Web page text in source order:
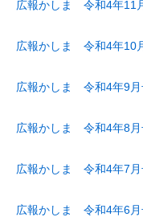
広報かしま 令和4年11
広報かしま 令和4年10
広報かしま 令和4年9月
広報かしま 令和4年8月
広報かしま 令和4年7月
広報かしま 令和4年6月